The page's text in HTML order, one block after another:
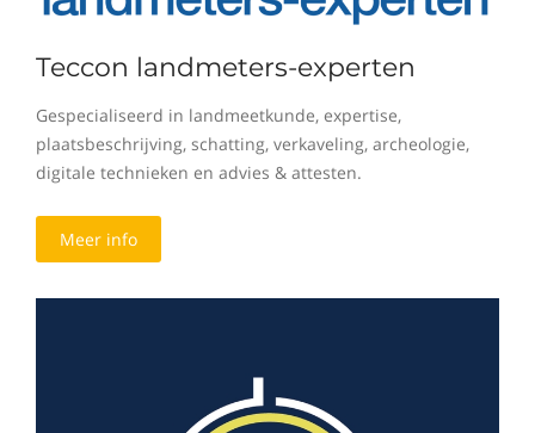
Teccon landmeters-experten
Gespecialiseerd in landmeetkunde, expertise,
plaatsbeschrijving, schatting, verkaveling, archeologie,
digitale technieken en advies & attesten.
Meer info